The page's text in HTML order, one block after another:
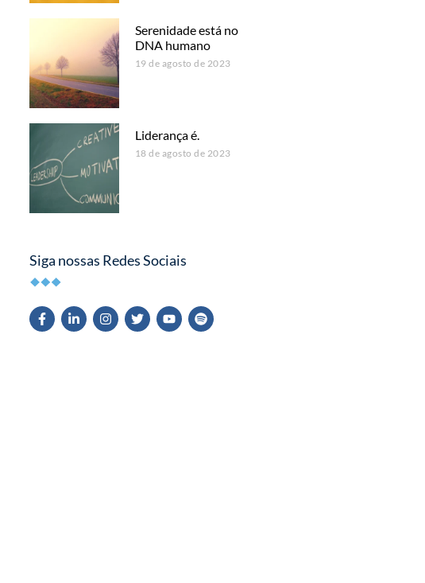
Serenidade está no
DNA humano
19 de agosto de 2023
Liderança é.
18 de agosto de 2023
Siga nossas Redes Sociais